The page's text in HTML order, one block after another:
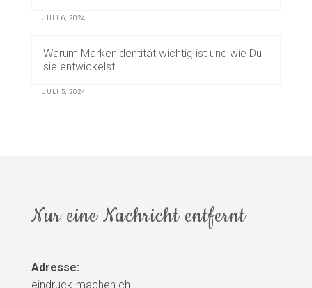
JULI 6, 2024
Warum Markenidentität wichtig ist und wie Du
sie entwickelst
JULI 5, 2024
Nur eine Nachricht entfernt
Adresse:
eindruck-machen.ch